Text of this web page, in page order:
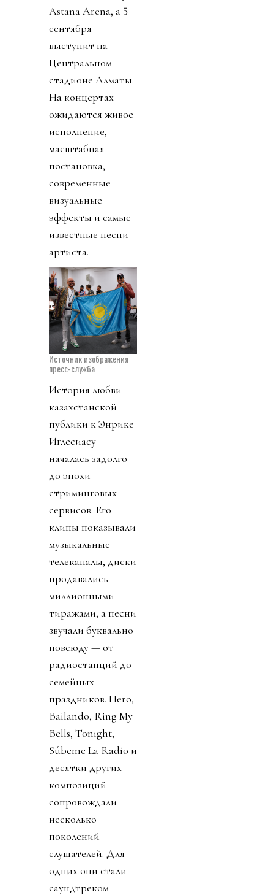
Astana Arena, а 5
сентября
выступит на
Центральном
стадионе Алматы.
На концертах
ожидаются живое
исполнение,
масштабная
постановка,
современные
визуальные
эффекты и самые
известные песни
артиста.
Источник изображения
пресс-служба
История любви
казахстанской
публики к Энрике
Иглесиасу
началась задолго
до эпохи
стриминговых
сервисов. Его
клипы показывали
музыкальные
телеканалы, диски
продавались
миллионными
тиражами, а песни
звучали буквально
повсюду — от
радиостанций до
семейных
праздников. Hero,
Bailando, Ring My
Bells, Tonight,
Súbeme La Radio и
десятки других
композиций
сопровождали
несколько
поколений
слушателей. Для
одних они стали
саундтреком